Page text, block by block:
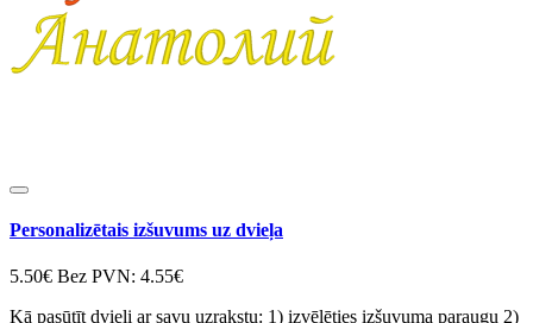
Personalizētais izšuvums uz dvieļa
5.50€ Bez PVN: 4.55€
Kā pasūtīt dvieli ar savu uzrakstu: 1) izvēlēties izšuvuma paraugu 2)